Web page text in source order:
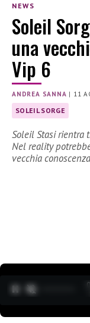
NEWS
Soleil
una
Vip 6
ANDREA SANNA | 11
SOLEIL SORGE
Soleil Stasi rientra
Nel reality
vecchia conoscenza